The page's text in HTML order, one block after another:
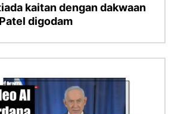
kaitan dengan dakwaan
digodam